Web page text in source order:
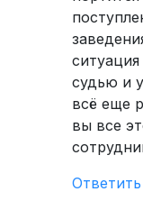
судью и
всё еще
вы все
Ответить